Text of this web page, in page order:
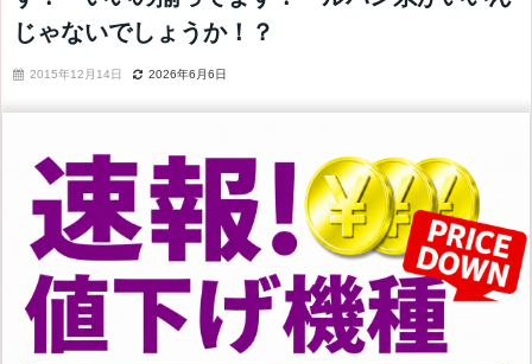
じゃないでしょうか！？
2015年12月14日 2026年6月6日